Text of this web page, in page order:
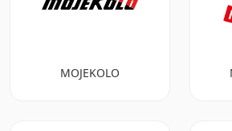
MOJEKOLO